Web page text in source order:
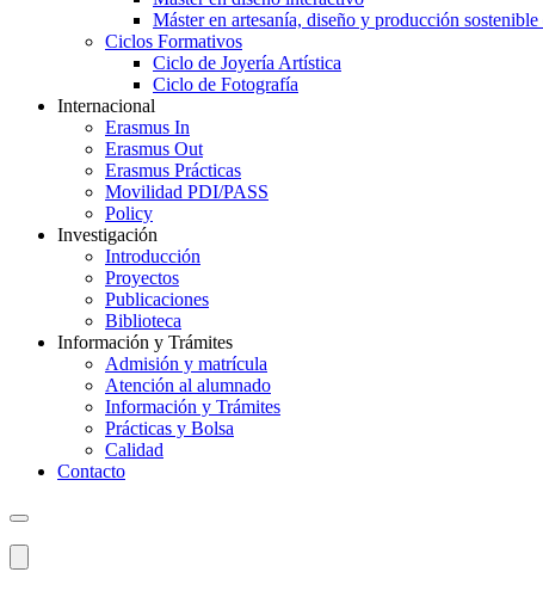
Máster en artesanía, diseño y producción sostenible
Ciclos Formativos
Ciclo de Joyería Artística
Ciclo de Fotografía
Internacional
Erasmus In
Erasmus Out
Erasmus Prácticas
Movilidad PDI/PASS
Policy
Investigación
Introducción
Proyectos
Publicaciones
Biblioteca
Información y Trámites
Admisión y matrícula
Atención al alumnado
Información y Trámites
Prácticas y Bolsa
Calidad
Contacto